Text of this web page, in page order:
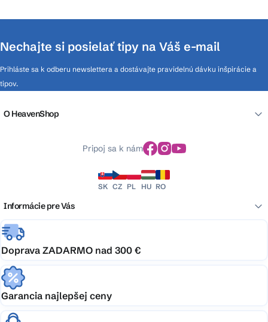
Nechajte si posielať tipy na Váš e-mail
Prihláste sa k odberu newslettera a dostávajte pravidelnú dávku inšpirácie a
tipov.
O HeavenShop
Pripoj sa k nám
SK CZ PL HU RO
Informácie pre Vás
Doprava ZADARMO nad 300 €
Garancia najlepšej ceny